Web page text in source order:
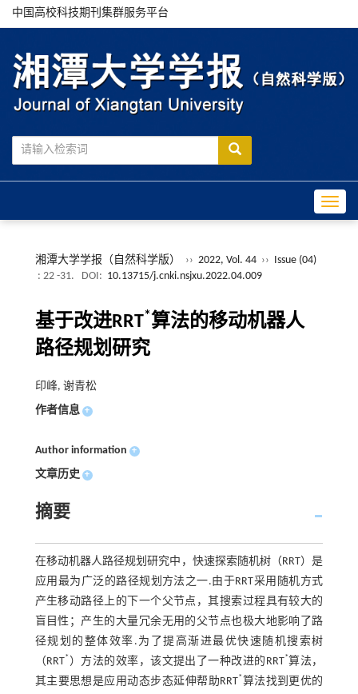
中国高校科技期刊集群服务平台
湘潭大学学报（自然科学版） ›› 2022, Vol. 44 ›› Issue (04)
: 22 -31.
DOI: 10.13715/j.cnki.nsjxu.2022.04.009
基于改进RRT*算法的移动机器人
路径规划研究
印峰, 谢青松
作者信息 +
Author information +
文章历史 +
摘要
在移动机器人路径规划研究中，快速探索随机树（RRT）是
应用最为广泛的路径规划方法之一.由于RRT采用随机方式
产生移动路径上的下一个父节点，其搜索过程具有较大的
盲目性；产生的大量冗余无用的父节点也极大地影响了路
径规划的整体效率.为了提高渐进最优快速随机搜索树
（RRT* ）方法的效率，该文提出了一种改进的RRT*算法，
其主要思想是应用动态步态延伸帮助RRT*算法找到更优的